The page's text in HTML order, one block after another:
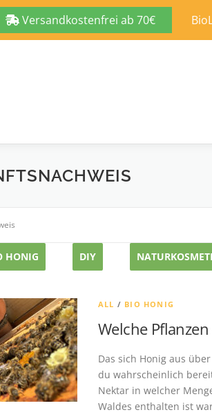
Versandkostenfrei ab 70€
HONIG DIY
ALL / BIO HONIG
Welche
Das sich Honig aus
du wahrscheinlich
Nektar in welcher
Waldes enthalten ist